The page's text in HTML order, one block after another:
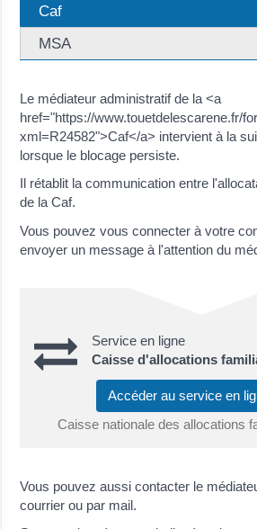
Caf
MSA
Le médiateur administratif de la <a
href="https://www.touetdelescarene.fr/
xml=R24582">Caf</a> intervient à la
lorsque le blocage persiste.
Il rétablit la communication entre
de la Caf.
Vous pouvez vous connecter à votre
envoyer un message à l'attention du
Service en ligne
Caisse d'allocations
Accéder au service en
Caisse nationale des allocations
Vous pouvez aussi contacter le
courrier ou par mail.